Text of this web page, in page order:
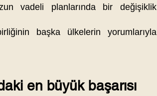
vadeli planlarında bir değişiklik
başka ülkelerin yorumlarıyla
en büyük başarısı